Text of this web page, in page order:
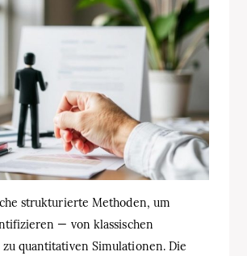
strukturierte Methoden, um
— von klassischen
zu quantitativen Simulationen. Die